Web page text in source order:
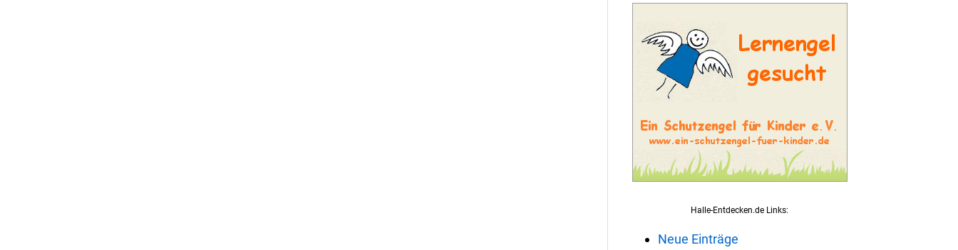
Halle-Entdecken.de Links:
Neue Einträge